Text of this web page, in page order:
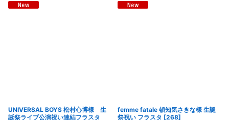
UNIVERSAL BOYS 松村心博様 生
誕祭ライブ公演祝い連結フラスタ
femme fatale 頓知気さきな様 生誕
祭祝い フラスタ [268]